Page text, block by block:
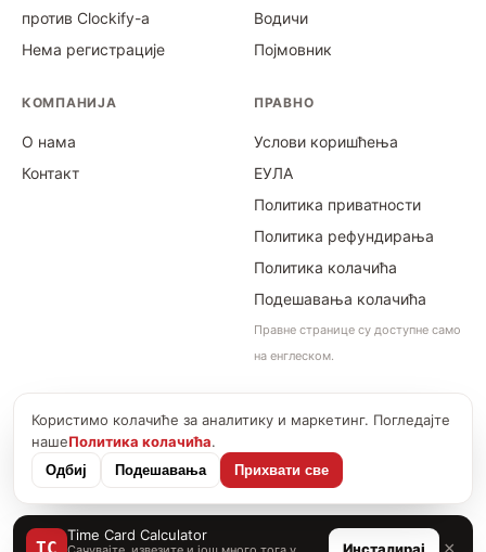
против Clockify-а
Нема регистрације
Водичи
Појмовник
КОМПАНИЈА
О нама
Контакт
ПРАВНО
Услови коришћења
ЕУЛА
Политика приватности
Политика рефундирања
Политика колачића
Подешавања колачића
Правне странице су доступне само
на енглеском.
2026Time Card Calculator · PayForSay s. r. o.
info@timecardcalculator.app
Time Card Calculator
Користимо колачиће за аналитику и маркетинг. Погледајте
нашеПолитика колачића.
Одбиј Подешавања Прихвати све